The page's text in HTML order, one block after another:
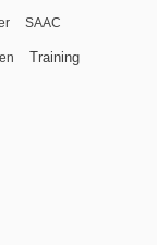
SAAC
Training